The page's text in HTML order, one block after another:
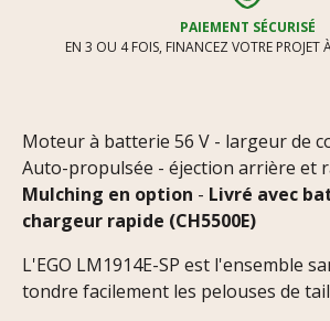
PAIEMENT SÉCURISÉ
EN 3 OU 4 FOIS, FINANCEZ VOTRE PROJET
Moteur à batterie 56 V - largeur de
Auto-propulsée - éjection arrière et
Mulching en option - Livré avec
chargeur rapide (CH5500E)
L'EGO LM1914E-SP est l'ensemble
tondre facilement les pelouses de